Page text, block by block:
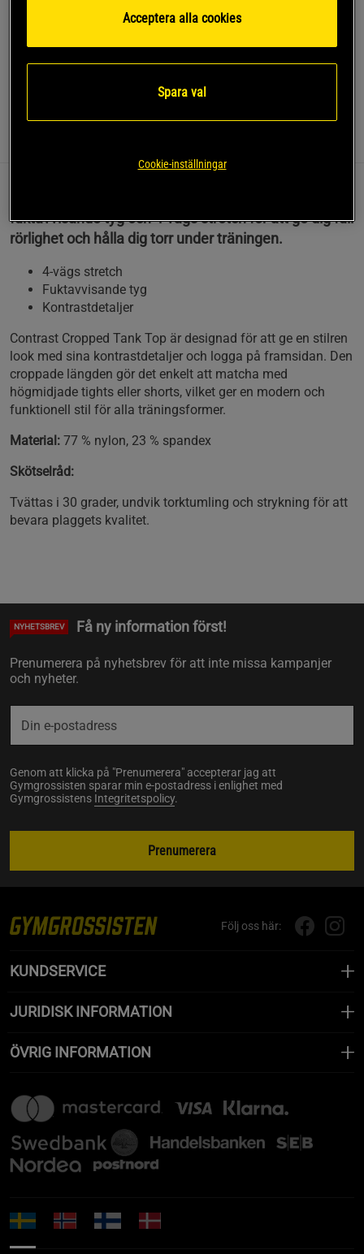
fuktavvisande tyg och 4-vägs stretch för att ge dig full
rörlighet och hålla dig torr under träningen.
4-vägs stretch
Fuktavvisande tyg
Kontrastdetaljer
Contrast Cropped Tank Top är designad för att ge en stilren
look med sina kontrastdetaljer och logga på framsidan. Den
croppade längden gör det enkelt att matcha med
högmidjade tights eller shorts, vilket ger en modern och
funktionell stil för alla träningsformer.
Material: 77 % nylon, 23 % spandex
Skötselråd:
Tvättas i 30 grader, undvik torktumling och strykning för att
bevara plaggets kvalitet.
NYHETSBREV Få ny information först!
Prenumerera på nyhetsbrev för att inte missa kampanjer
och nyheter.
Genom att klicka på "Prenumerera" accepterar jag att
Gymgrossisten sparar min e-postadress i enlighet med
Gymgrossistens Integritetspolicy.
Prenumerera
Följ oss här:
KUNDSERVICE
JURIDISK INFORMATION
ÖVRIG INFORMATION
Acceptera alla cookies
Spara val
Cookie-inställningar